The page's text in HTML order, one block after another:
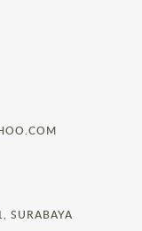
SURABAYA